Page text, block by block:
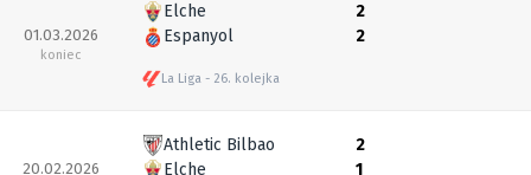
01.03.2026
koniec
Elche
Espanyol
La Liga 26. kolejka
2
2
20.02.2026
Athletic Bilbao
Elche
2
1